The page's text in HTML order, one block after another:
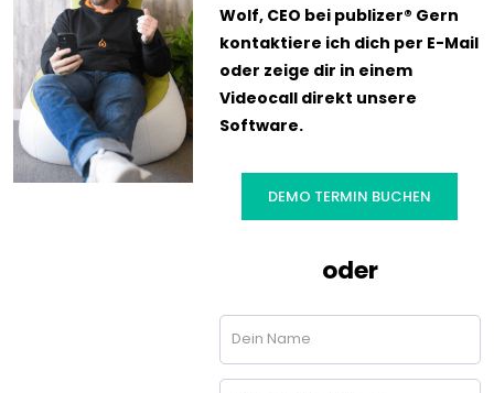
Wolf, CEO bei publizer® Gern
kontaktiere ich dich per E-Mail
oder zeige dir in einem
Videocall direkt unsere
Software.
DEMO TERMIN BUCHEN
oder